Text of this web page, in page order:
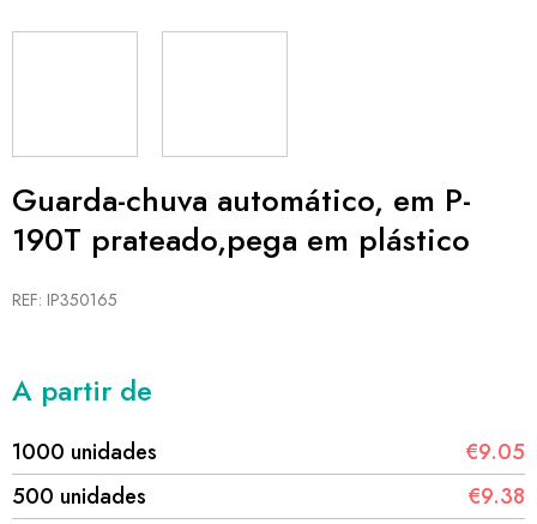
Guarda-chuva automático, em P-
190T prateado,pega em plástico
REF: IP350165
A partir de
1000 unidades
€9.05
500 unidades
€9.38